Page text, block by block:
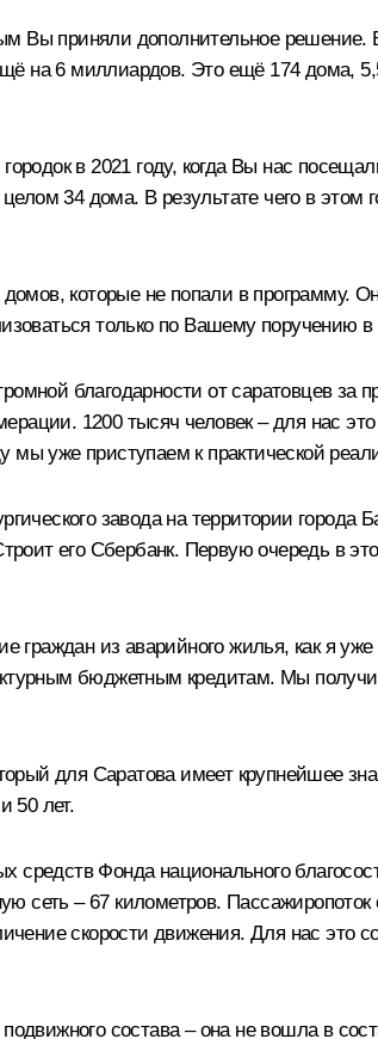
Вы приняли дополнительное
на 6 миллиардов. Это ещё 174 дома,
в 2021 году, когда Вы нас
34 дома. В результате чего в
которые не попали в программу.
только по Вашему поручению
благодарности от саратовцев за
1200 тысяч человек – для нас
мы уже приступаем к практической
завода на территории города
его Сбербанк. Первую очередь в
граждан из аварийного жилья, как я
бюджетным кредитам. Мы
для Саратова имеет крупнейшее
50 лет.
Фонда национального
– 67 километров. Пассажиропоток
скорости движения. Для нас это
состава – она не вошла в